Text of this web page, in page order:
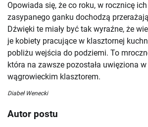
Opowiada się, że co roku, w rocznicę
zasypanego ganku dochodzą
Dźwięki te miały być tak wyraźne, że
je kobiety pracujące w klasztornej
pobliżu wejścia do podziemi. To
która na zawsze pozostała uwięziona
wągrowieckim klasztorem.
Diabeł Wenecki
Autor postu